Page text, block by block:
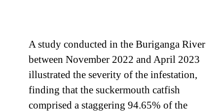
A study conducted in the Buriganga River
between November 2022 and April 2023
illustrated the severity of the infestation,
finding that the suckermouth catfish
comprised a staggering 94.65% of the